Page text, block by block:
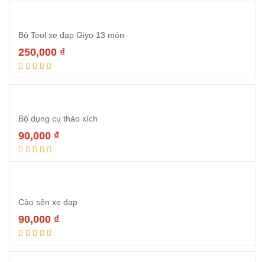
Bộ Tool xe đạp Giyo 13 món
250,000 ₫
Bộ dụng cụ tháo xích
90,000 ₫
Cảo sên xe đạp
90,000 ₫